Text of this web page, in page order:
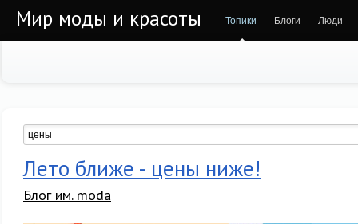
Мир моды и красоты Топики Блоги Люди
Лето ближе - цены ниже!
Блог им. moda